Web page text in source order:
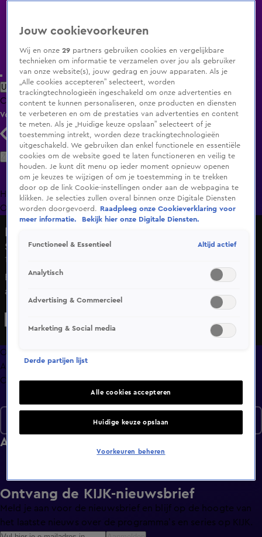
Uitzending Gemist Populaire programma's Zenders Genres
ClipsFilmsRadioSmart TV inlogShop
Volg KIJK
Zoeken
HomeUitzending Gemist Programma's De Bondgenoten
OranjezomerLivestreamsShop
Seizoen 2, aflevering 88
18 mei 2022, 19:35
Bekijk aflevering 88 van HLF8 uit seizoen 2 hier. Deze
aflevering is uitgezonden op 18 mei, 19:35 uur bij SBS6.
HLF8 is een Amusement programma
Overzicht
Afleveringen
Clips
Afleveringen
Ontvang de KIJK-nieuwsbrief
Meld je aan voor de nieuwsbrief en blijf op de hoogte van
het laatste nieuws over de programma’s en series op KIJK.
Jouw cookievoorkeuren
Wij en onze29 partners gebruiken cookies en vergelijkbare
technieken om informatie te verzamelen over jou als gebruiker
van onze website(s), jouw gedrag en jouw apparaten. Als je
„Alle cookies accepteren” selecteert, worden
trackingtechnologieën ingeschakeld om onze advertenties en
content te kunnen personaliseren, onze producten en diensten
te verbeteren en om de prestaties van advertenties en content
te meten. Als je „Huidige keuze opslaan” selecteert of je
toestemming intrekt, worden deze trackingtechnologieën
uitgeschakeld. We gebruiken dan enkel functionele en essentiële
cookies om de website goed te laten functioneren en veilig te
houden. Je kunt dit menu op ieder moment opnieuw openen
om je keuzes te wijzigen of om je toestemming in te trekken
door op de link Cookie-instellingen onder aan de webpagina te
klikken. Je selecties zullen overal binnen onze Digitale Diensten
worden doorgevoerd.
Raadpleeg onze Cookieverklaring voor
meer informatie.
Bekijk hier onze Digitale Diensten.
Functioneel & Essentieel Altijd actief
Analytisch
Advertising & Commercieel
Marketing & Social media
Derde partijen lijst
Alle cookies accepteren
Huidige keuze opslaan
Voorkeuren beheren